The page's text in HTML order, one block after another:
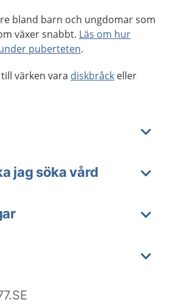
bland barn och ungdomar som
växer snabbt. Läs om hur
puberteten.
värken vara diskbråck eller
jag söka vård